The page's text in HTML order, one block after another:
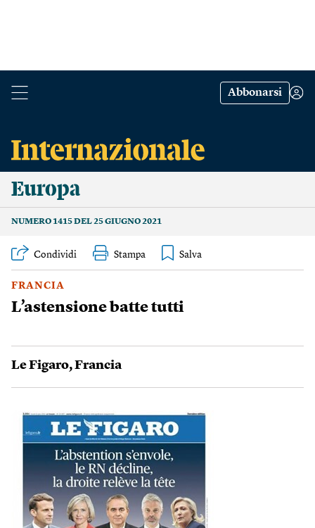
Abbonarsi
Europa
NUMERO 1415 DEL 25 GIUGNO 2021
Condividi Stampa
FRANCIA
L’astensione batte tutti
Le Figaro,Francia